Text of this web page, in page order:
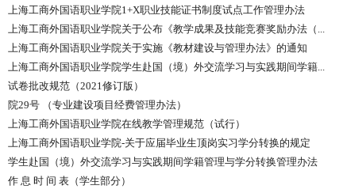
上海工商外国语职业学院1+X职业技能证书制度试点工作管理办法
上海工商外国语职业学院关于公布《教学成果及技能竞赛奖励办法（...
上海工商外国语职业学院关于实施《教材建设与管理办法》的通知
上海工商外国语职业学院学生赴国（境）外交流学习与实践期间学籍...
试卷批改规范（2021修订版）
院29号 （专业建设项目经费管理办法）
上海工商外国语职业学院在线教学管理规范（试行）
上海工商外国语职业学院-关于应届毕业生顶岗实习学分转换的规定
学生赴国（境）外交流学习与实践期间学籍管理与学分转换管理办法
作 息 时 间 表（学生部分）